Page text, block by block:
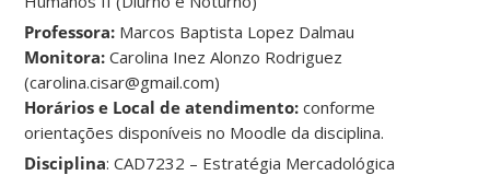
Professora: Marcos Baptista Lopez Dalmau
Monitora:Carolina Inez Alonzo Rodriguez
(carolina.cisar@gmail.com)
Horários e Local de atendimento: conforme
orientações disponíveis no Moodle da disciplina.
Disciplina: CAD7232 – Estratégia Mercadológica